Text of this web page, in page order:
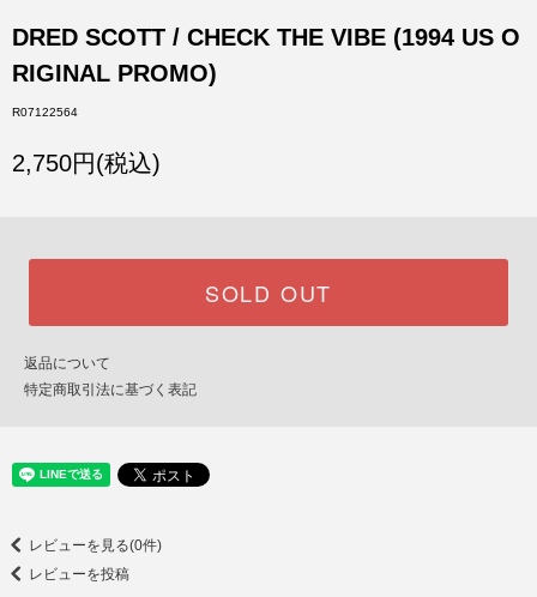
DRED SCOTT / CHECK THE VIBE (1994 US O
RIGINAL PROMO)
R07122564
2,750円(税込)
SOLD OUT
返品について
特定商取引法に基づく表記
レビューを見る(0件)
レビューを投稿